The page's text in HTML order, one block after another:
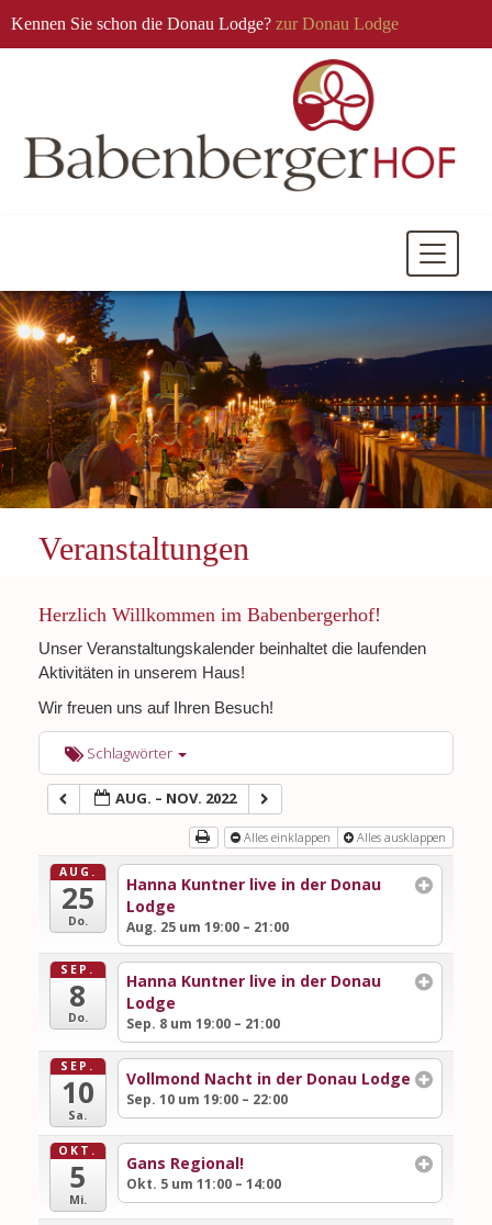
Kennen Sie schon die Donau Lodge? zur Donau Lodge
Mobile
Veranstaltungen
Herzlich Willkommen im Babenbergerhof!
Unser Veranstaltungskalender beinhaltet die laufenden
Aktivitäten in unserem Haus!
Wir freuen uns auf Ihren Besuch!
Schlagwörter
AUG. – NOV. 2022
Alles einklappen Alles ausklappen
AUG.
25
Do.
Hanna Kuntner live in der Donau
Lodge
Aug. 25 um 19:00 – 21:00
SEP.
8
Do.
Hanna Kuntner live in der Donau
Lodge
Sep. 8 um 19:00 – 21:00
SEP.
10
Sa.
Vollmond Nacht in der Donau Lodge
Sep. 10 um 19:00 – 22:00
OKT.
5
Mi.
Gans Regional!
Okt. 5 um 11:00 – 14:00